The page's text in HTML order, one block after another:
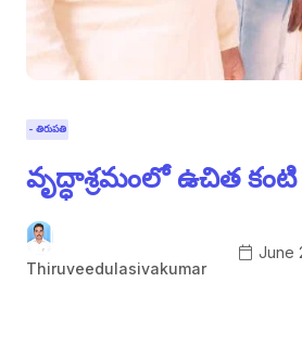
- తిరుపతి
వృద్ధాశ్రమంలో ఉచిత
Thiruveedulasivakumar
June